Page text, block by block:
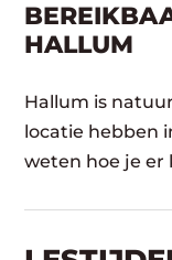
HALLUM
Hallum is
locatie hebben
weten hoe je er